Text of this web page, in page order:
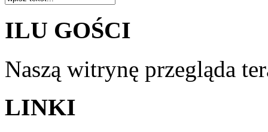
ILU GOŚCI
Naszą witrynę przegląda
LINKI